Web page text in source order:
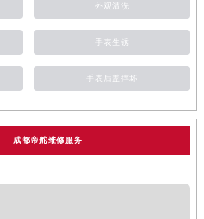
外观清洗
手表生锈
手表后盖摔坏
成都帝舵维修服务